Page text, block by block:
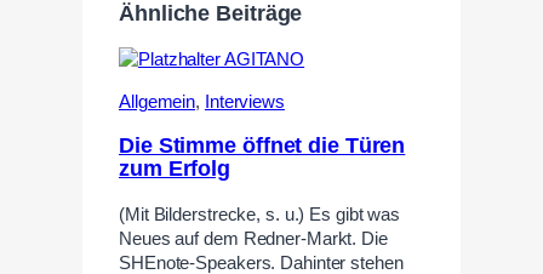
Ähnliche Beiträge
Allgemein, Interviews
Die Stimme öffnet die Türen
zum Erfolg
(Mit Bilderstrecke, s. u.) Es gibt was
Neues auf dem Redner-Markt. Die
SHEnote-Speakers. Dahinter stehen